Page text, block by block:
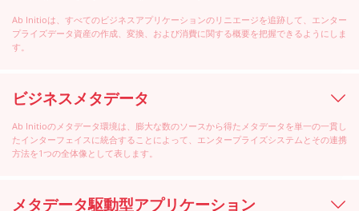
Ab Initioは、すべてのビジネスアプリケーションのリニエージを追跡して、エンター
プライズデータ資産の作成、変換、および消費に関する概要を把握できるようにしま
す。
ビジネスメタデータ
Ab Initioのメタデータ環境は、膨大な数のソースから得たメタデータを単一の一貫し
たインターフェイスに統合することによって、エンタープライズシステムとその連携
方法を1つの全体像として表します。
メタデータ駆動型アプリケーション